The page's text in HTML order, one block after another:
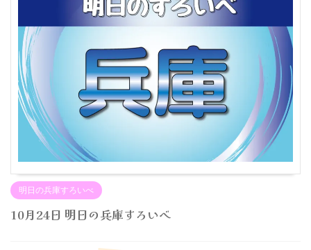
明日の兵庫すろいべ
10月24日 明日の兵庫すろいべ